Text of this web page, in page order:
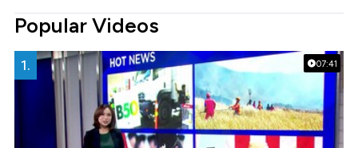
Popular Videos
07:41
1.